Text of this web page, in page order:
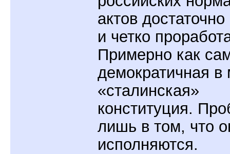
актов достаточно
и четко
Примерно как
демократичная в
«сталинская»
конституция.
лишь в том, что
исполняются.